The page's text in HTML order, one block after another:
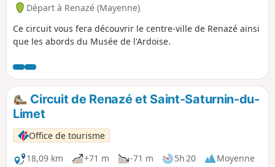
Départ à Renazé (Mayenne)
Ce circuit vous fera découvrir le centre-ville de Renazé ainsi
que les abords du Musée de l'Ardoise.
Circuit de Renazé et Saint-Saturnin-du-
Limet
Office de tourisme
18,09 km
+71 m -71 m 5h 20
Moyenne